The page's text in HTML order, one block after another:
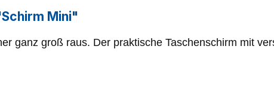
Mini"
ganz groß raus. Der praktische Taschenschirm mit